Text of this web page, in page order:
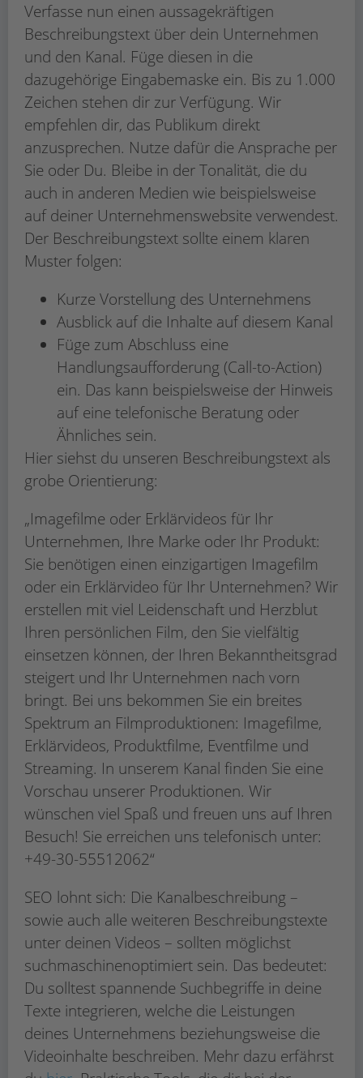
Verfasse nun einen aussagekräftigen
Beschreibungstext über dein Unternehmen
und den Kanal. Füge diesen in die
dazugehörige Eingabemaske ein. Bis zu 1.000
Zeichen stehen dir zur Verfügung. Wir
empfehlen dir, das Publikum direkt
anzusprechen. Nutze dafür die Ansprache per
Sie oder Du. Bleibe in der Tonalität, die du
auch in anderen Medien wie beispielsweise
auf deiner Unternehmenswebsite verwendest.
Der Beschreibungstext sollte einem klaren
Muster folgen:
Kurze Vorstellung des Unternehmens
Ausblick auf die Inhalte auf diesem Kanal
Füge zum Abschluss eine
Handlungsaufforderung (Call-to-Action)
ein. Das kann beispielsweise der Hinweis
auf eine telefonische Beratung oder
Ähnliches sein.
Hier siehst du unseren Beschreibungstext als
grobe Orientierung:
„Imagefilme oder Erklärvideos für Ihr
Unternehmen, Ihre Marke oder Ihr Produkt:
Sie benötigen einen einzigartigen Imagefilm
oder ein Erklärvideo für Ihr Unternehmen? Wir
erstellen mit viel Leidenschaft und Herzblut
Ihren persönlichen Film, den Sie vielfältig
einsetzen können, der Ihren Bekanntheitsgrad
steigert und Ihr Unternehmen nach vorn
bringt. Bei uns bekommen Sie ein breites
Spektrum an Filmproduktionen: Imagefilme,
Erklärvideos, Produktfilme, Eventfilme und
Streaming. In unserem Kanal finden Sie eine
Vorschau unserer Produktionen. Wir
wünschen viel Spaß und freuen uns auf Ihren
Besuch! Sie erreichen uns telefonisch unter:
+49-30-55512062“
SEO lohnt sich: Die Kanalbeschreibung –
sowie auch alle weiteren Beschreibungstexte
unter deinen Videos – sollten möglichst
suchmaschinenoptimiert sein. Das bedeutet:
Du solltest spannende Suchbegriffe in deine
Texte integrieren, welche die Leistungen
deines Unternehmens beziehungsweise die
Videoinhalte beschreiben. Mehr dazu erfährst